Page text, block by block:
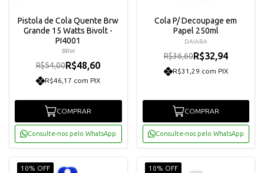
Pistola de Cola Quente Brw
Grande 15 Watts Bivolt -
PI4001
BRW
R$54,00R$48,60
R$46,17 com PIX
COMPRAR
Consulte-nos pelo WhatsApp
Cola P/ Decoupage em
Papel 250ml
DAIARA
R$36,60R$32,94
R$31,29 com PIX
COMPRAR
Consulte-nos pelo WhatsApp
10% OFF 10% OFF